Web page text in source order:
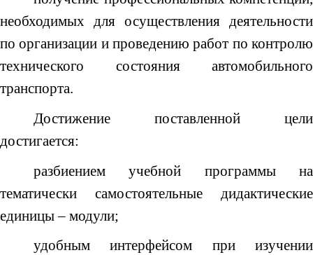
необходимых для осуществления деятельности
по организации и проведению работ по контролю
технического состояния автомобильного
транспорта.
Достижение поставленной цели
достигается:
разбиением учебной программы на
тематически самостоятельные дидактические
единицы – модули;
удобным интерфейсом при изучении